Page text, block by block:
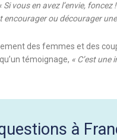
Si vous en avez l’envie,
ou décourager
des femmes et des
témoignage, « C’est
à